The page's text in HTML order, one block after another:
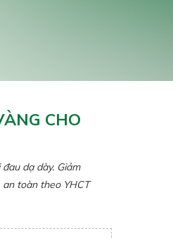
CHO
dạ dày. Giảm
toàn theo YHCT